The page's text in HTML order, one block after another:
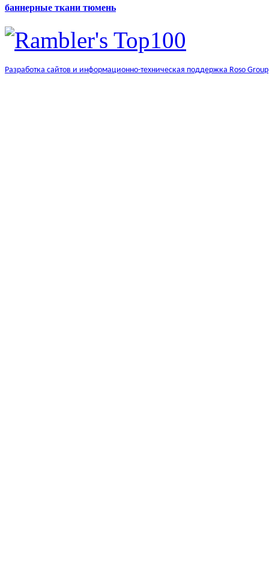
баннерные ткани тюмень
Разработка сайтов и информационно-техническая поддержка Roso Group